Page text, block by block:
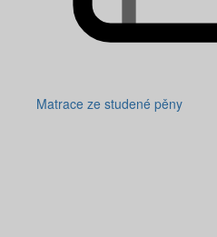
Matrace ze studené pěny